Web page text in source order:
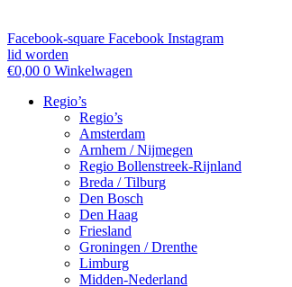
Facebook-square Facebook Instagram
lid worden
€0,00 0 Winkelwagen
Regio’s
Regio’s
Amsterdam
Arnhem / Nijmegen
Regio Bollenstreek-Rijnland
Breda / Tilburg
Den Bosch
Den Haag
Friesland
Groningen / Drenthe
Limburg
Midden-Nederland